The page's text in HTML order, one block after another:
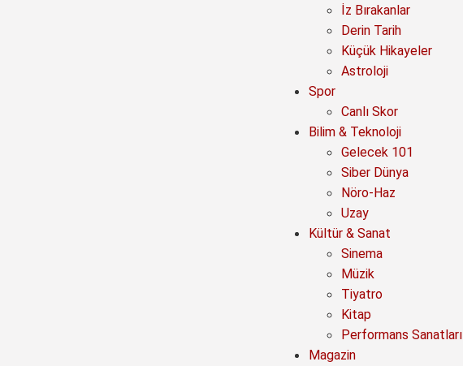
İz Bırakanlar
Derin Tarih
Küçük Hikayeler
Astroloji
Spor
Canlı Skor
Bilim & Teknoloji
Gelecek 101
Siber Dünya
Nöro-Haz
Uzay
Kültür & Sanat
Sinema
Müzik
Tiyatro
Kitap
Performans Sanatları
Magazin